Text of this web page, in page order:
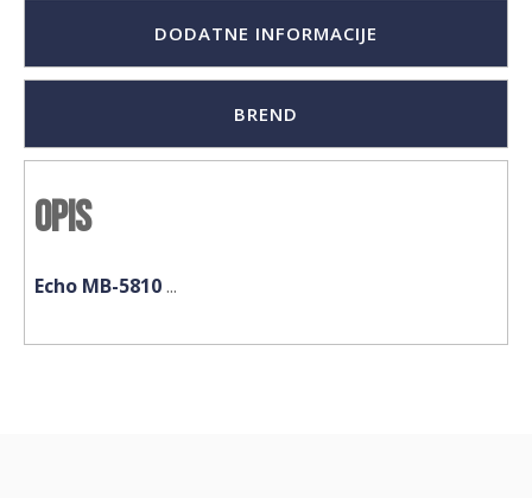
DODATNE INFORMACIJE
BREND
Opis
Echo MB-5810...